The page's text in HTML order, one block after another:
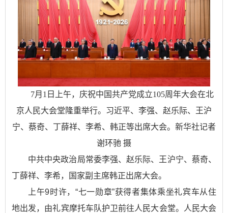
7月1日上午，庆祝中国共产党成立105周年大会在北
京人民大会堂隆重举行。习近平、李强、赵乐际、王沪
宁、蔡奇、丁薛祥、李希、韩正等出席大会。新华社记者
谢环驰 摄
中共中央政治局常委李强、赵乐际、王沪宁、蔡奇、
丁薛祥、李希，国家副主席韩正出席大会。
上午9时许，“七一勋章”获得者集体乘坐礼宾车从住
地出发，由礼宾摩托车队护卫前往人民大会堂。人民大会